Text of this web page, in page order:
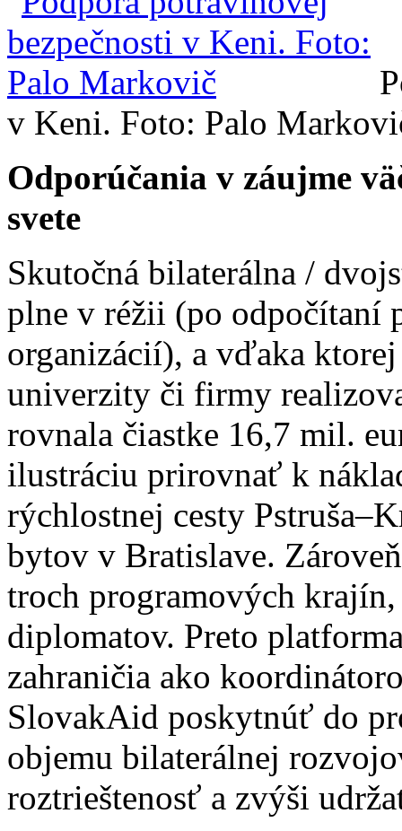
v Keni. Foto: Palo
Odporúčania v záujme
svete
Skutočná bilaterálna /
plne v réžii (po odpočítaní
organizácií), a vďaka
univerzity či firmy
rovnala čiastke 16,7 mil.
ilustráciu prirovnať k
rýchlostnej cesty
bytov v Bratislave.
troch programových
diplomatov. Preto
zahraničia ako
SlovakAid poskytnúť do
objemu bilaterálnej
roztrieštenosť a zvýši